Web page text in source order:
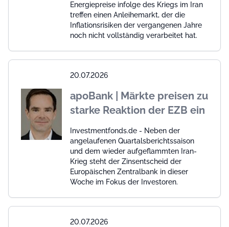
Energiepreise infolge des Kriegs im Iran
treffen einen Anleihemarkt, der die
Inflationsrisiken der vergangenen Jahre
noch nicht vollständig verarbeitet hat.
20.07.2026
apoBank | Märkte preisen zu
starke Reaktion der EZB ein
Investmentfonds.de - Neben der
angelaufenen Quartalsberichtssaison
und dem wieder aufgeflammten Iran-
Krieg steht der Zinsentscheid der
Europäischen Zentralbank in dieser
Woche im Fokus der Investoren.
20.07.2026